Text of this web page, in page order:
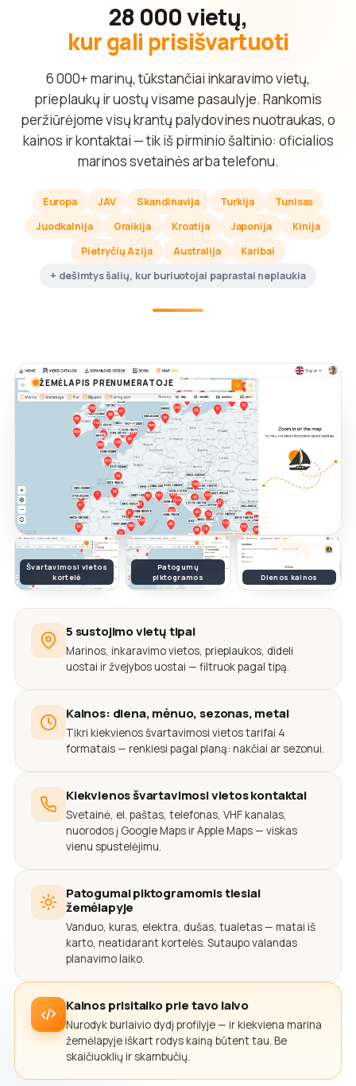
28 000 vietų,
kur gali prisišvartuoti
6 000+ marinų, tūkstančiai inkaravimo vietų,
prieplaukų ir uostų visame pasaulyje. Rankomis
peržiūrėjome visų krantų palydovines nuotraukas, o
kainos ir kontaktai — tik iš pirminio šaltinio: oficialios
marinos svetainės arba telefonu.
Europa JAV Skandinavija Turkija
Tunisas
Juodkalnija
Graikija Kroatija Japonija
Kinija
Pietryčių Azija
Australija
Karibai
+ dešimtys šalių, kur buriuotojai paprastai neplaukia
ŽEMĖLAPIS PRENUMERATOJE
Švartavimosi vietos
kortelė
Patogumų
piktogramos
Dienos kainos
5 sustojimo vietų tipai
Marinos, inkaravimo vietos, prieplaukos, dideli
uostai ir žvejybos uostai — filtruok pagal tipą.
Kainos: diena, mėnuo, sezonas, metai
Tikri kiekvienos švartavimosi vietos tarifai 4
formatais — renkiesi pagal planą: nakčiai ar sezonui.
Kiekvienos švartavimosi vietos kontaktai
Svetainė, el. paštas, telefonas, VHF kanalas,
nuorodos į Google Maps ir Apple Maps — viskas
vienu spustelėjimu.
Patogumai piktogramomis tiesiai
žemėlapyje
Vanduo, kuras, elektra, dušas, tualetas — matai iš
karto, neatidarant kortelės. Sutaupo valandas
planavimo laiko.
Kainos prisitaiko prie tavo laivo
Nurodyk burlaivio dydį profilyje — ir kiekviena marina
žemėlapyje iškart rodys kainą būtent tau. Be
skaičiuoklių ir skambučių.